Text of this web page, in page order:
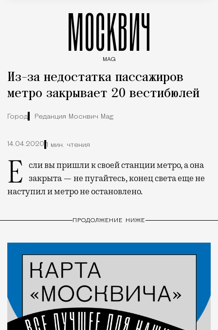
МОСКВИЧ
MAG
Из-за недостатка пассажиров
метро закрывает 20 вестибюлей
Город Редакция Москвич Mag
14.04.2020 1 мин. чтения
Если вы пришли к своей станции метро, а она
закрыта — не пугайтесь, конец света еще не
наступил и метро не остановлено.
ПРОДОЛЖЕНИЕ НИЖЕ